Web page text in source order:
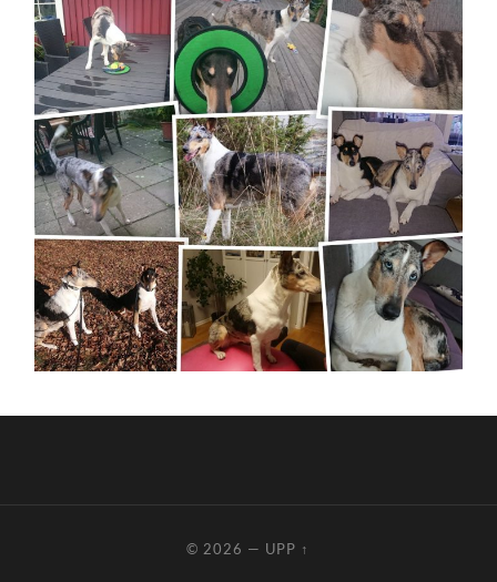
© 2026 — UPP ↑